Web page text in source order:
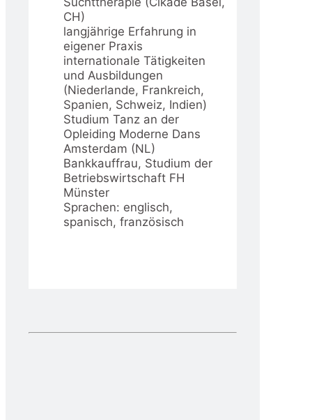
CH)
langjährige Erfahrung in
eigener Praxis
internationale Tätigkeiten
und Ausbildungen
(Niederlande, Frankreich,
Spanien, Schweiz, Indien)
Studium Tanz an der
Opleiding Moderne Dans
Amsterdam (NL)
Bankkauffrau, Studium der
Betriebswirtschaft FH
Münster
Sprachen: englisch,
spanisch, französisch